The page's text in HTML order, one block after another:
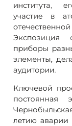
института,
участие в
Экспозиция
приборы
элементы,
аудитории.
Ключевой
постоянная
летию аварии